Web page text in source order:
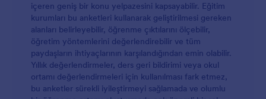
içeren geniş bir konu yelpazesini kapsayabilir. Eğitim
kurumları bu anketleri kullanarak geliştirilmesi gereken
alanları belirleyebilir, öğrenme çıktılarını ölçebilir,
öğretim yöntemlerini değerlendirebilir ve tüm
paydaşların ihtiyaçlarının karşılandığından emin olabilir.
Yıllık değerlendirmeler, ders geri bildirimi veya okul
ortamı değerlendirmeleri için kullanılması fark etmez,
bu anketler sürekli iyileştirmeyi sağlamada ve olumlu